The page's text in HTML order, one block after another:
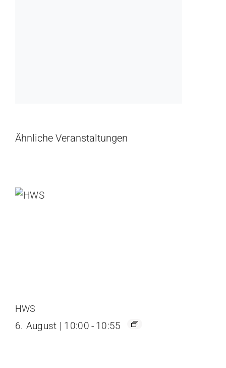
Ähnliche Veranstaltungen
HWS
6. August | 10:00 - 10:55